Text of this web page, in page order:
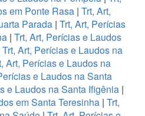
em Ponte Rasa | Trt, Art,
Parada | Trt, Art, Perícias
| Trt, Art, Perícias e Laudos
Trt, Art, Perícias e Laudos na
Art, Perícias e Laudos na
e Laudos na Santa
e Laudos na Santa Ifigênia |
em Santa Teresinha | Trt,